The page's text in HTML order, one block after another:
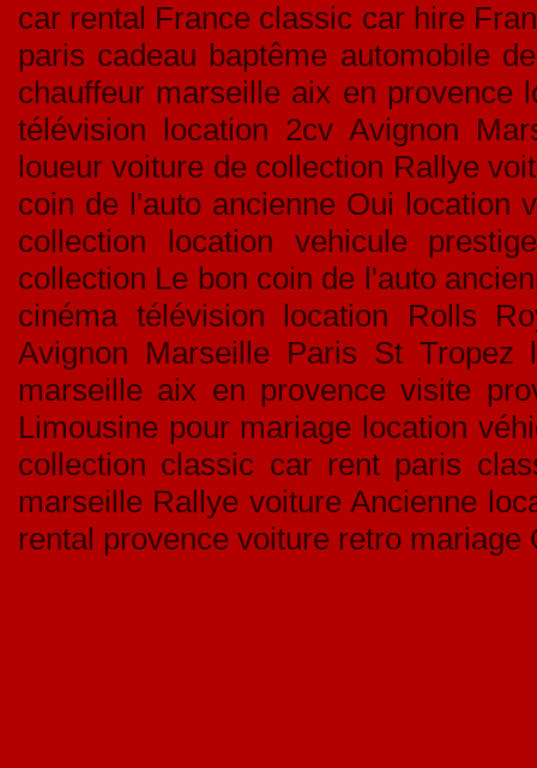
car rental France classic car hire
paris cadeau baptême automobile
chauffeur marseille aix en provence
télévision location 2cv Avignon
loueur voiture de collection Rallye
coin de l'auto ancienne Oui location
collection location vehicule
collection Le bon coin de l'auto
cinéma télévision location Rolls
Avignon Marseille Paris St Tropez
marseille aix en provence visite
Limousine pour mariage location
collection classic car rent paris
marseille Rallye voiture Ancienne
rental provence voiture retro mariage